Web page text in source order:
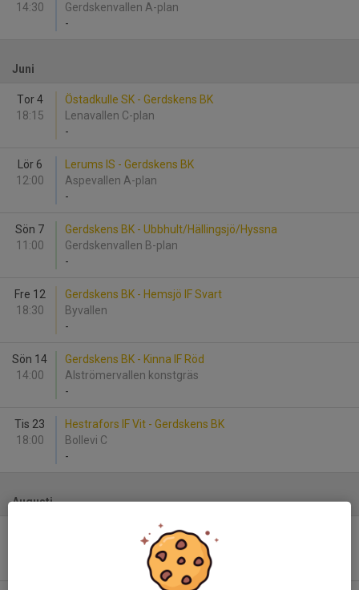
14:30
Gerdskenvallen A-plan
-
Juni
Tor 4
18:15
Östadkulle SK - Gerdskens BK
Lenavallen C-plan
-
Lör 6
12:00
Lerums IS - Gerdskens BK
Aspevallen A-plan
-
Sön 7
11:00
Gerdskens BK - Ubbhult/Hällingsjö/Hyssna
Gerdskenvallen B-plan
-
Fre 12
18:30
Gerdskens BK - Hemsjö IF Svart
Byvallen
-
Sön 14
14:00
Gerdskens BK - Kinna IF Röd
Alströmervallen konstgräs
-
Tis 23
18:00
Hestrafors IF Vit - Gerdskens BK
Bollevi C
-
Augusti
Gerdskens BK - Brämhults IK Vit
Gerdskenvallen B-plan